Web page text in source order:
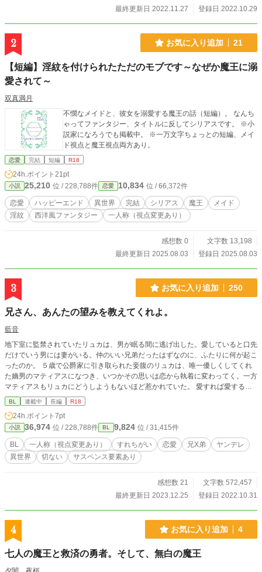
最終更新日 2022.11.27
登録日 2022.10.29
2 お気に入り追加 21
【短編】淫紋を付けられたただのモブです～なぜか魔王に溺
愛されて～
双真満月
不憫なメイドと、彼女を溺愛する魔王の話（短編）。 なんち
ゃってファンタジー、タイトルに反してシリアスです。 ※小
説家になろうでも掲載中。 ※一万文字ちょっとの短編、メイ
ド視点と魔王視点両方あり。
恋愛 完結 短編 R18
24h.ポイント 21pt
小説 25,210 位 / 228,788件 恋愛 10,834 位 / 66,372件
恋愛 ハッピーエンド 異世界 完結 シリアス 魔王
メイド
淫紋
西洋風ファンタジー 一人称（視点変更あり）
感想数 0
文字数 13,198
最終更新日 2025.08.03
登録日 2025.08.03
3 お気に入り追加 250
兄さん、あんたの望みを教えてくれよ。
藍音
地下室に監禁されていたリュカは、男が眠る間に逃げ出した。愛していると口先
だけでいう男には妻がいる。仲のいい兄弟だったはずなのに、ふたりに何が起こ
ったのか。 ５歳で公爵家に引き取られた妾腹のリュカは、唯一優しくしてくれ
た嫡男のマティアスになつき、いつかその思いは恋から執着に変わってく。一方
マティアスもリュカにどうしようもないほど惹かれていた。 愛すれば愛するほ
ど泥沼にはまり、すれ違っていくふたり。そして、ふたりの出す結論は？ ヤン
デレ注意報。 藍音大好物のヤンデレものです。お笑い要素封印で頑張ります。
兄×弟、監禁陵辱あり。地雷の方はご注意ください。 作中、主人公と女性の絡み
があります。（直接的な表現はありません。主人公以外はあります汗） ついで
に、残酷なシーンも含みます。（藍音は下手くそなホラーも書いてますので、そ
ういう人の書く作品だと思ってください） 残酷なシーンを含む場合は、注意喚
起をします。 苦手な方、そして大好物の方用に、※印ありです。 ※キスぐらい
作者粗忽者のため、時々忘れます。ご注意ください。 令和５年５月１４日 章
立てを変更しました。（びっくりした方いらしたらごめんなさい）
BL 連載中 長編 R18
24h.ポイント 7pt
小説 36,974 位 / 228,788件 BL 9,824 位 / 31,415件
BL 一人称（視点変更あり） すれちがい 恋愛 兄X弟
ヤンデレ
異世界
切ない サスペンス要素あり
感想数 21
文字数 572,457
最終更新日 2023.12.25
登録日 2022.10.31
4 お気に入り追加 4
七人の魔王と救済の勇者。そして、無白の魔王